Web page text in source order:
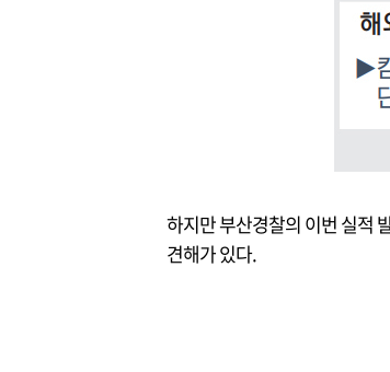
하지만 부산경찰의 이번 실적
견해가 있다.